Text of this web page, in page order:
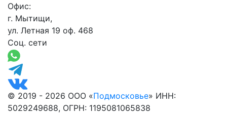
Офис:
г. Мытищи,
ул. Летная 19 оф. 468
Соц. сети
© 2019 - 2026 ООО «Подмосковье» ИНН:
5029249688, ОГРН: 1195081065838